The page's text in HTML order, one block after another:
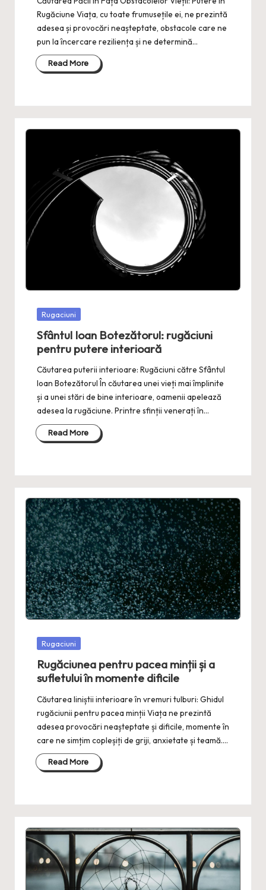
Rugăciune Viața, cu toate frumusețile ei, ne prezintă
adesea și provocări neașteptate, obstacole care ne
pun la încercare reziliența și ne determină…
Read More
Posted
Rugaciuni
Sfântul Ioan Botezătorul: rugăciuni
pentru putere interioară
Căutarea puterii interioare: Rugăciuni către Sfântul
Ioan Botezătorul În căutarea unei vieți mai împlinite
și a unei stări de bine interioare, oamenii apelează
adesea la rugăciune. Printre sfinții venerați în…
Read More
Posted
Rugaciuni
Rugăciunea pentru pacea minții și a
sufletului în momente dificile
Căutarea liniștii interioare în vremuri tulburi: Ghidul
rugăciunii pentru pacea minții Viața ne prezintă
adesea provocări neașteptate și dificile, momente în
care ne simțim copleșiți de griji, anxietate și teamă.…
Read More